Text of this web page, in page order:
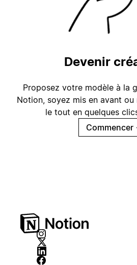
Devenir
Proposez votre modèle à la
Notion, soyez mis en avant ou
le tout en quelques
Commencer